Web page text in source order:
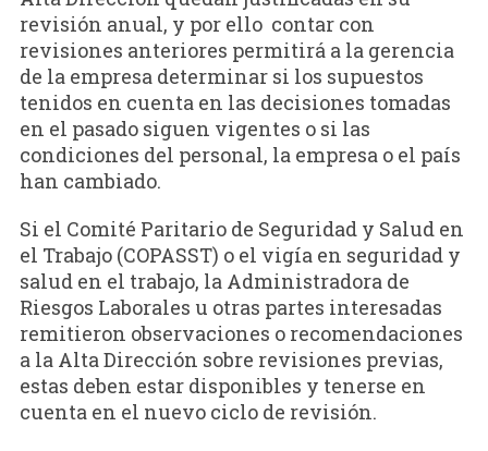
revisión anual, y por ello contar con
revisiones anteriores permitirá a la gerencia
de la empresa determinar si los supuestos
tenidos en cuenta en las decisiones tomadas
en el pasado siguen vigentes o si las
condiciones del personal, la empresa o el país
han cambiado.
Si el Comité Paritario de Seguridad y Salud en
el Trabajo (COPASST) o el vigía en seguridad y
salud en el trabajo, la Administradora de
Riesgos Laborales u otras partes interesadas
remitieron observaciones o recomendaciones
a la Alta Dirección sobre revisiones previas,
estas deben estar disponibles y tenerse en
cuenta en el nuevo ciclo de revisión.